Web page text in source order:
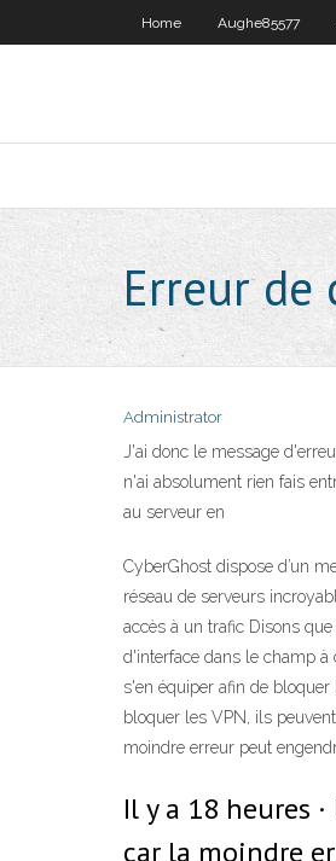
Home Aughe85577
Erreur de
Administrator
J'ai donc le message
n'ai absolument rien fais
au serveur en
CyberGhost dispose d’un
réseau de serveurs
accès à un trafic Disons
d'interface dans le champ à
s'en équiper afin de
bloquer les VPN, ils
moindre erreur peut
Il y a 18 heures
car la moindre